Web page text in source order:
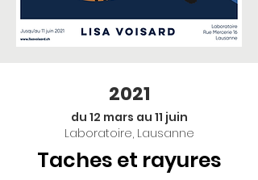
2021
du 12 mars au 11 juin
Laboratoire, Lausanne
Taches et rayures